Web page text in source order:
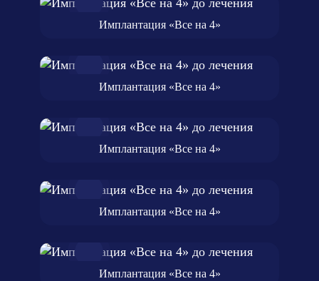
Имплантация «Все на 4»
Имплантация «Все на 4»
Имплантация «Все на 4»
Имплантация «Все на 4»
Имплантация «Все на 4»